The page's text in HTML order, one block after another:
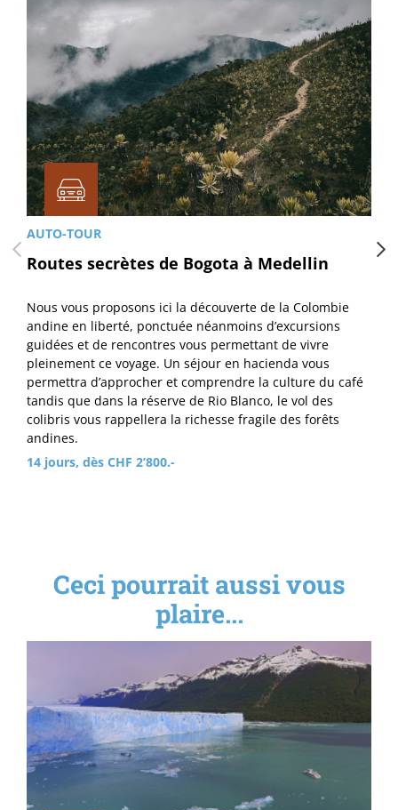
AUTO-TOUR
Routes secrètes de Bogota à Medellin
Nous vous proposons ici la découverte de la Colombie
andine en liberté, ponctuée néanmoins d’excursions
guidées et de rencontres vous permettant de vivre
pleinement ce voyage. Un séjour en hacienda vous
permettra d’approcher et comprendre la culture du café
tandis que dans la réserve de Rio Blanco, le vol des
colibris vous rappellera la richesse fragile des forêts
andines.
14 jours, dès CHF 2’800.-
Ceci pourrait aussi vous
plaire...